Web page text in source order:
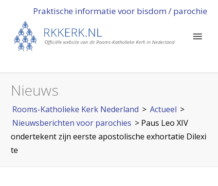
Praktische informatie voor bisdom / parochie
Nieuws
Rooms-Katholieke Kerk Nederland > Actueel >
Nieuwsberichten voor parochies > Paus Leo XIV
ondertekent zijn eerste apostolische exhortatie Dilexi
te